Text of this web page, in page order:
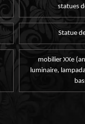
statues
Statue
mobilier XXe
luminaire,